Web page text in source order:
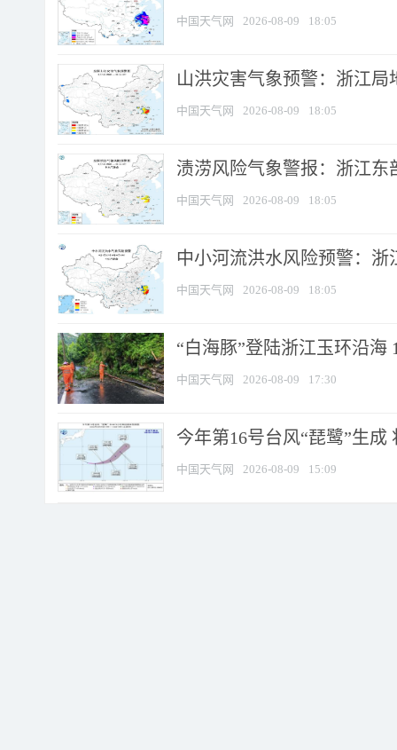
中国天气网 2026-08-09 18:05
山洪灾害气象预警：浙江
中国天气网 2026-08-09 18:05
渍涝风险气象警报：浙江
中国天气网 2026-08-09 18:05
中小河流洪水风险预警：
中国天气网 2026-08-09 18:05
“白海豚”登陆浙江玉环沿海
中国天气网 2026-08-09 17:30
今年第16号台风“琵鹭”生
中国天气网 2026-08-09 15:09